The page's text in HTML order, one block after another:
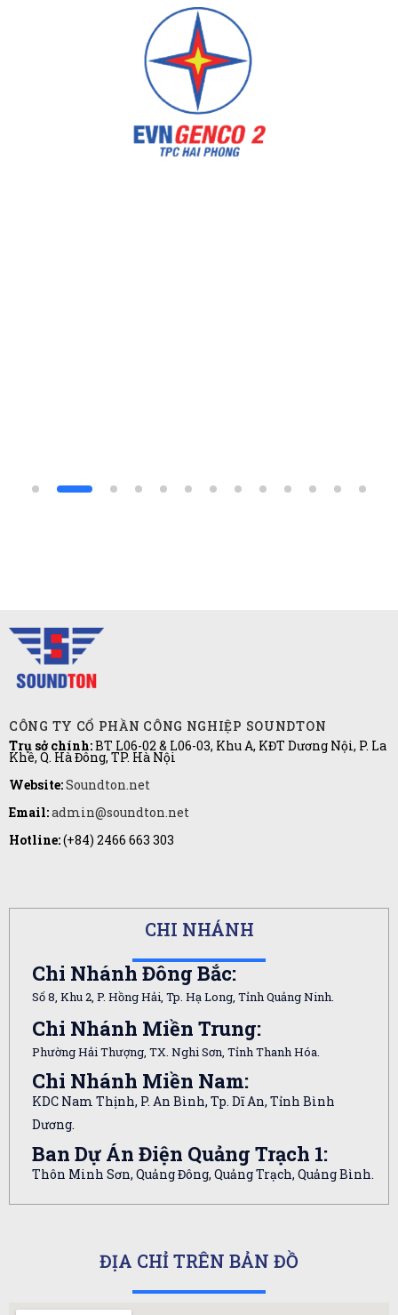
CÔNG TY CỔ PHẦN CÔNG NGHIỆP SOUNDTON
Trụ sở chính:BT L06-02 & L06-03, Khu A, KĐT Dương Nội, P. La
Khê, Q. Hà Đông, TP. Hà Nội
Website:Soundton.net
Email:admin@soundton.net
Hotline:(+84) 2466 663 303
CHI NHÁNH
Chi Nhánh Đông Bắc:
Số 8, Khu 2, P. Hồng Hải, Tp. Hạ Long, Tỉnh Quảng Ninh.
Chi Nhánh Miền Trung:
Phường Hải Thượng, TX. Nghi Sơn, Tỉnh Thanh Hóa.
Chi Nhánh Miền Nam:
KDC Nam Thịnh, P. An Bình, Tp. Dĩ An, Tỉnh Bình
Dương.
Ban Dự Án Điện Quảng Trạch 1:
Thôn Minh Sơn, Quảng Đông, Quảng Trạch, Quảng Bình.
ĐỊA CHỈ TRÊN BẢN ĐỒ